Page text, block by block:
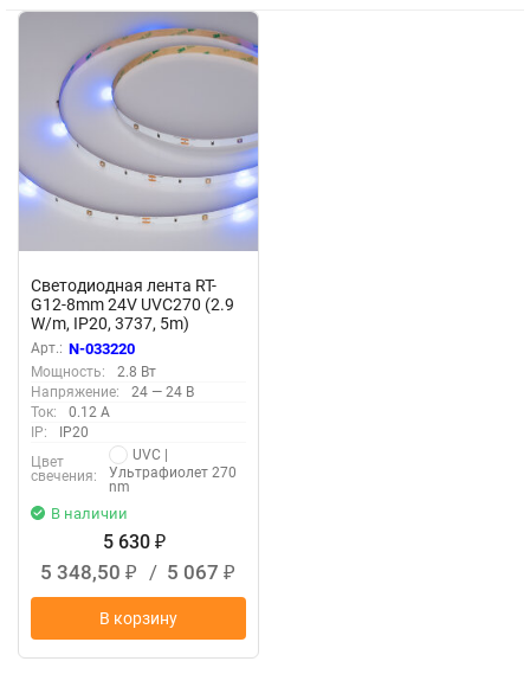
Светодиодная лента RT-
G12-8mm 24V UVC270 (2.9
W/m, IP20, 3737, 5m)
(Arlight)
Арт.: N-033220
Мощность:
2.8 Вт
Напряжение:
24 — 24 В
Ток:
0.12 А
IP:
IP20
Цвет
свечения:
UVC |
Ультрафиолет 270
nm
В наличии
5 630 ₽
5 348,50 ₽ / 5 067 ₽
В корзину